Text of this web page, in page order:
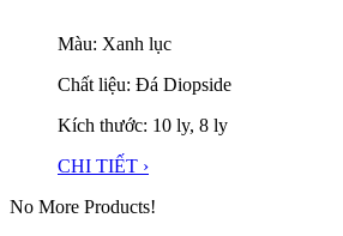
Màu: Xanh lục
Chất liệu: Đá Diopside
Kích thước: 10 ly, 8 ly
CHI TIẾT ›
No More Products!